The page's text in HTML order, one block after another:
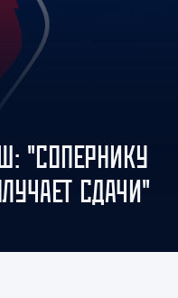
"СОПЕРНИКУ
СДАЧИ"